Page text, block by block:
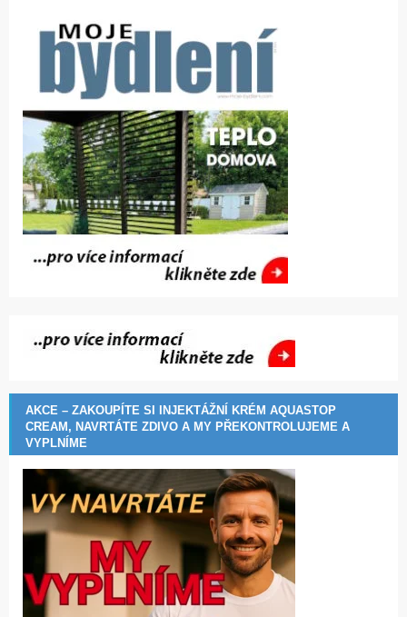
AKCE – ZAKOUPÍTE SI INJEKTÁŽNÍ KRÉM AQUASTOP
CREAM, NAVRTÁTE ZDIVO A MY PŘEKONTROLUJEME A
VYPLNÍME